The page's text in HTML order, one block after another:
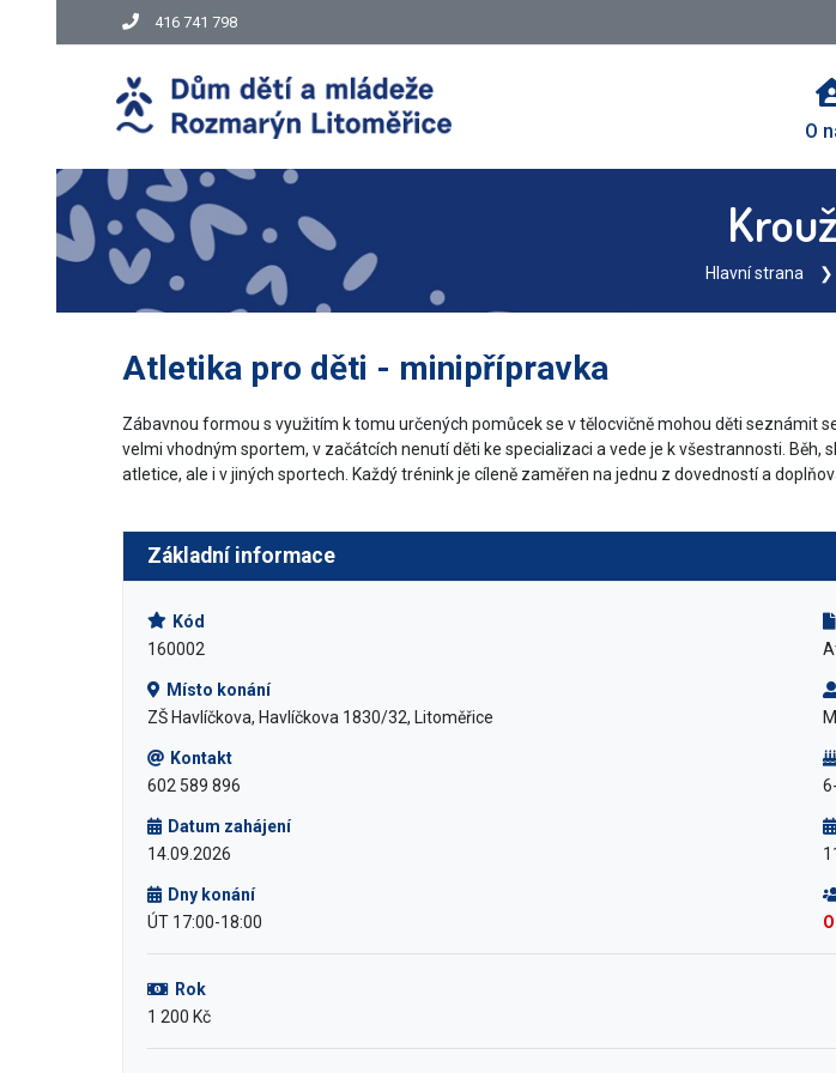
416 741 798
O
Hlavní strana
Atletika pro děti - minipřípravka
Zábavnou formou s využitím k tomu určených pomůcek se v tělocvičně mohou děti seznámit
velmi vhodným sportem, v začátcích nenutí děti ke specializaci a vede je k všestrannosti.
atletice, ale i v jiných sportech. Každý trénink je cíleně zaměřen na jednu z dovedností a
Základní informace
Kód
160002
Místo konání
ZŠ Havlíčkova, Havlíčkova 1830/32, Litoměřice
Kontakt
602 589 896
Datum zahájení
14.09.2026
Dny konání
ÚT 17:00-18:00
Rok
1 200 Kč